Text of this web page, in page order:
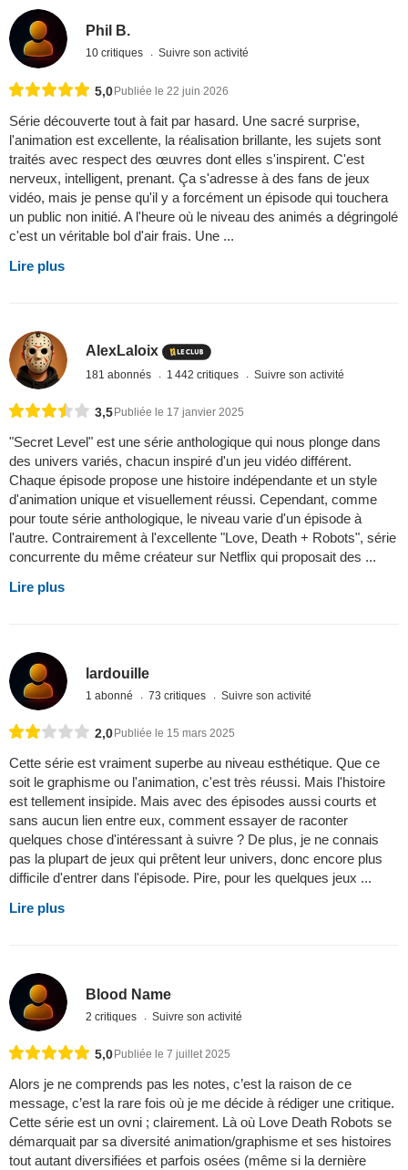
Phil B.
10 critiques Suivre son activité
5,0Publiée le 22 juin 2026
Série découverte tout à fait par hasard. Une sacré surprise,
l'animation est excellente, la réalisation brillante, les sujets sont
traités avec respect des œuvres dont elles s'inspirent. C'est
nerveux, intelligent, prenant. Ça s'adresse à des fans de jeux
vidéo, mais je pense qu'il y a forcément un épisode qui touchera
un public non initié. A l'heure où le niveau des animés a dégringolé
c'est un véritable bol d'air frais. Une ...
Lire plus
AlexLaloix
181 abonnés 1 442 critiques Suivre son activité
3,5 Publiée le 17 janvier 2025
"Secret Level" est une série anthologique qui nous plonge dans
des univers variés, chacun inspiré d'un jeu vidéo différent.
Chaque épisode propose une histoire indépendante et un style
d'animation unique et visuellement réussi. Cependant, comme
pour toute série anthologique, le niveau varie d'un épisode à
l'autre. Contrairement à l'excellente "Love, Death + Robots", série
concurrente du même créateur sur Netflix qui proposait des ...
Lire plus
lardouille
1 abonné 73 critiques Suivre son activité
2,0 Publiée le 15 mars 2025
Cette série est vraiment superbe au niveau esthétique. Que ce
soit le graphisme ou l'animation, c'est très réussi. Mais l'histoire
est tellement insipide. Mais avec des épisodes aussi courts et
sans aucun lien entre eux, comment essayer de raconter
quelques chose d'intéressant à suivre ? De plus, je ne connais
pas la plupart de jeux qui prêtent leur univers, donc encore plus
difficile d'entrer dans l'épisode. Pire, pour les quelques jeux ...
Lire plus
Blood Name
2 critiques Suivre son activité
5,0 Publiée le 7 juillet 2025
Alors je ne comprends pas les notes, c’est la raison de ce
message, c’est la rare fois où je me décide à rédiger une critique.
Cette série est un ovni ; clairement. Là où Love Death Robots se
démarquait par sa diversité animation/graphisme et ses histoires
tout autant diversifiées et parfois osées (même si la dernière